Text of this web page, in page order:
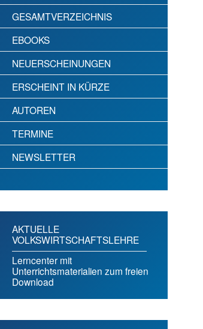
GESAMTVERZEICHNIS
EBOOKS
NEUERSCHEINUNGEN
ERSCHEINT IN KÜRZE
AUTOREN
TERMINE
NEWSLETTER
AKTUELLE
VOLKSWIRTSCHAFTSLEHRE
Lerncenter mit
Unterrichtsmaterialien zum freien
Download